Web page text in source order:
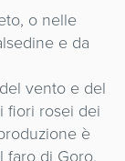
o nelle
e da
vento e del
fiori rosei dei
è
faro di Goro,